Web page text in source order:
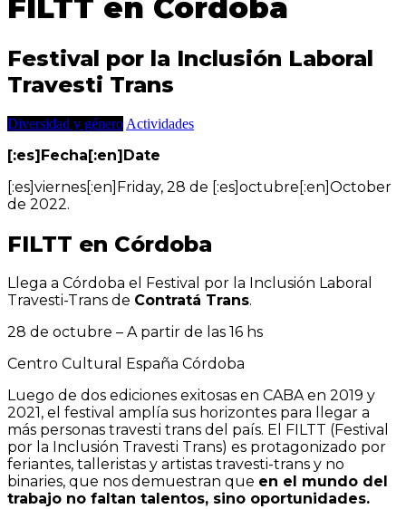
FILTT en Córdoba
Festival por la Inclusión Laboral
Travesti Trans
Diversidad y género Actividades
[:es]Fecha[:en]Date
[:es]viernes[:en]Friday, 28 de [:es]octubre[:en]October
de 2022.
FILTT en Córdoba
Llega a Córdoba el Festival por la Inclusión Laboral
Travesti-Trans de Contratá Trans.
28 de octubre – A partir de las 16 hs
Centro Cultural España Córdoba
Luego de dos ediciones exitosas en CABA en 2019 y
2021, el festival amplía sus horizontes para llegar a
más personas travesti trans del país. El FILTT (Festival
por la Inclusión Travesti Trans) es protagonizado por
feriantes, talleristas y artistas travesti-trans y no
binaries, que nos demuestran que en el mundo del
trabajo no faltan talentos, sino oportunidades.